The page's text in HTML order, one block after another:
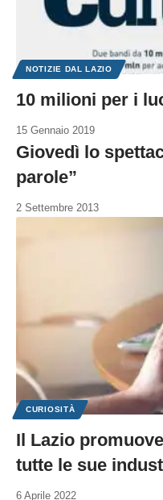
NOTIZIE DAL LAZIO
10 milioni per i
15 Gennaio 2019
Giovedì lo
parole”
2 Settembre 2013
CURIOSITÀ
Il Lazio
tutte le sue
6 Aprile 2022